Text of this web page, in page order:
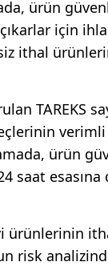
ürün
için
ithal
TAREKS
ürün
saat
ürünlerinin
risk